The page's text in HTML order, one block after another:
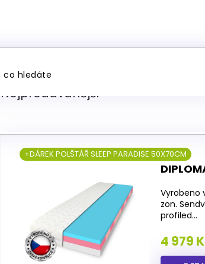
Matrace z
Nejprodávanější
+DÁREK POLŠTÁŘ SLEEP PARADISE 50X70CM
Vyrobeno
zon.
profiled...
4 979